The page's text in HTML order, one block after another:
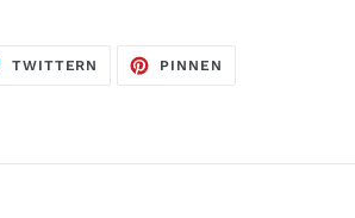
TWITTERN
TWITTER
PINNEN